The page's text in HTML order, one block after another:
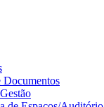
Documentos